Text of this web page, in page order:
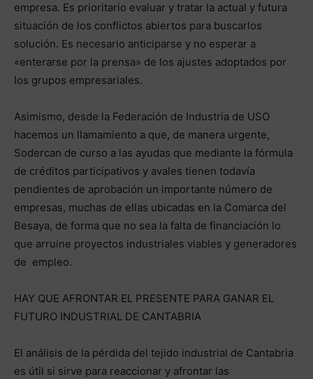
empresa. Es prioritario evaluar y tratar la actual y futura
situación de los conflictos abiertos para buscarlos
solución. Es necesario anticiparse y no esperar a
«enterarse por la prensa» de los ajustes adoptados por
los grupos empresariales.
Asimismo, desde la Federación de Industria de USO
hacemos un llamamiento a que, de manera urgente,
Sodercan de curso a las ayudas que mediante la fórmula
de créditos participativos y avales tienen todavía
pendientes de aprobación un importante número de
empresas, muchas de ellas ubicadas en la Comarca del
Besaya, de forma que no sea la falta de financiación lo
que arruine proyectos industriales viables y generadores
de empleo.
HAY QUE AFRONTAR EL PRESENTE PARA GANAR EL
FUTURO INDUSTRIAL DE CANTABRIA
El análisis de la pérdida del tejido industrial de Cantabria
es útil si sirve para reaccionar y afrontar las